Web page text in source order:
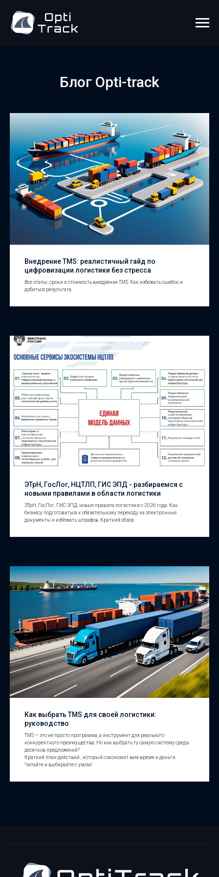
Блог Opti-track
Внедрение TMS: реалистичный гайд по
цифровизации логистики без стресса
Все этапы, сроки и стоимость внедрения TMS. Как избежать ошибок и
добиться результата.
ЭТрН, ГосЛог, НЦТЛП, ГИС ЭПД - разбираемся с
новыми правилами в области логистики
ЭТрН, ГосЛог, ГИС ЭПД: новые правила логистики с 2026 года. Как
бизнесу подготовиться к обязательному переходу на электронные
документы и избежать штрафов. Краткий обзор.
Как выбрать TMS для своей логистики:
руководство
TMS — это не просто программа, а инструмент для реального
конкурентного преимущества. Но как выбрать ту самую систему среди
десятков предложений?
Краткий план действий , который сэкономит вам время и деньги.
Читайте и выбирайте с умом!